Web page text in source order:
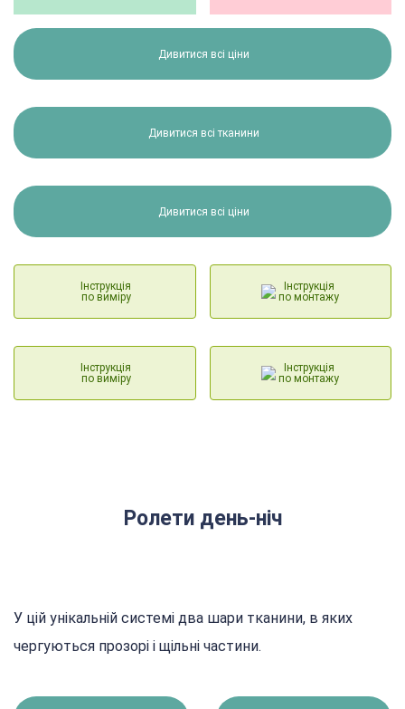
Дивитися всі ціни
Дивитися всі тканини
Дивитися всі ціни
Інструкція
по виміру
Інструкція
по монтажу
Інструкція
по виміру
Інструкція
по монтажу
Ролети день-ніч
У цій унікальній системі два шари тканини, в яких
чергуються прозорі і щільні частини.